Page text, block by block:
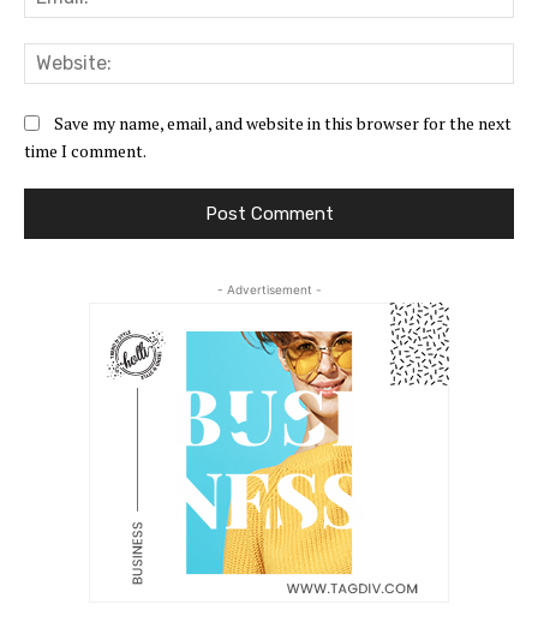
Save my name, email, and website in this browser for the next
time I comment.
- Advertisement -